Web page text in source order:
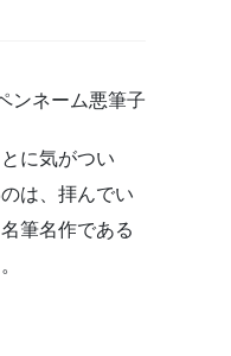
ンネーム悪筆子
に気がつい
は、拝んでい
筆名作である